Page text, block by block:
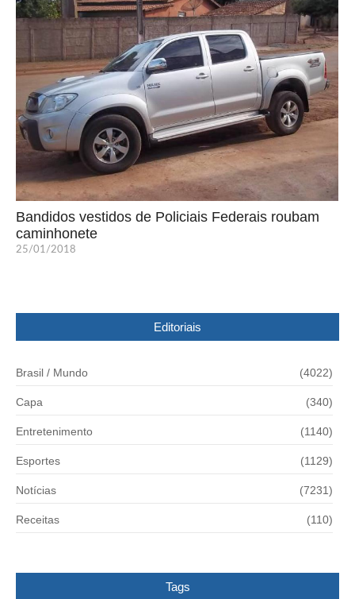
Bandidos vestidos de Policiais Federais roubam
caminhonete
25/01/2018
Editoriais
Brasil / Mundo (4022)
Capa (340)
Entretenimento (1140)
Esportes (1129)
Notícias (7231)
Receitas (110)
Tags